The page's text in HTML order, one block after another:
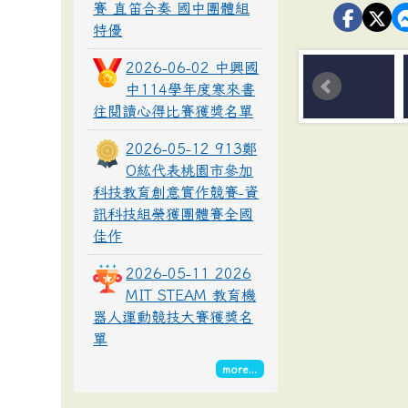
賽 直笛合奏 國中團體組
特優
2026-06-02 中興國
中114學年度寒來書
往閱讀心得比賽獲獎名單
2026-05-12 913鄭
O紘代表桃園市參加
科技教育創意實作競賽-資
訊科技組榮獲團體賽全國
佳作
2026-05-11 2026
MIT STEAM 教育機
器人運動競技大賽獲獎名
單
more...